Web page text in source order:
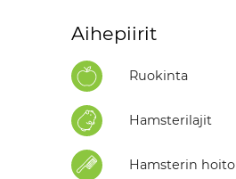
Aihepiirit
Ruokinta
Hamsterilajit
Hamsterin hoito